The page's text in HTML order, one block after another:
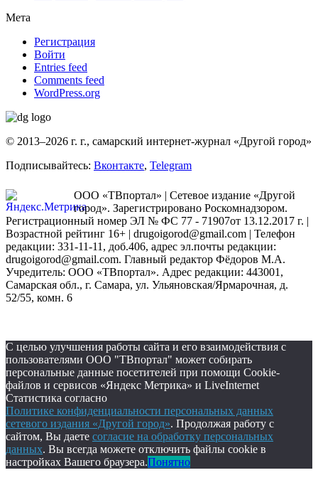
Мета
Регистрация
Войти
Entries feed
Comments feed
WordPress.org
© 2013–2026 г. г., самарский интернет-журнал «Другой город»
Подписывайтесь: Вконтакте, Telegram
ООО «ТВпортал» | Сетевое издание «Другой
город». Зарегистрировано Роскомнадзором.
Регистрационный номер ЭЛ № ФС 77 - 71907от 13.12.2017 г. |
Возрастной рейтинг 16+ | drugoigorod@gmail.com | Телефон
редакции: 331-11-11, доб.406, адрес эл.почты редакции:
drugoigorod@gmail.com. Главный редактор Фёдоров М.А.
Учредитель: ООО «ТВпортал». Адрес редакции: 443001,
Самарская обл., г. Самара, ул. Ульяновская/Ярмарочная, д.
52/55, комн. 6
С целью улучшения работы сайта и его взаимодействия с
пользователями ООО "ТВпортал" может собирать
персональные данные посетителей при помощи Cookie-
файлов и сервисов «Яндекс Метрика» и LiveInternet
Статистика согласно
Политике конфиденциальности персональных данных
сетевого издания «Другой город». Продолжая работу с
сайтом, Вы даете согласие на обработку персональных
данных. Вы всегда можете отключить файлы cookie в
настройках Вашего браузера.Понятно